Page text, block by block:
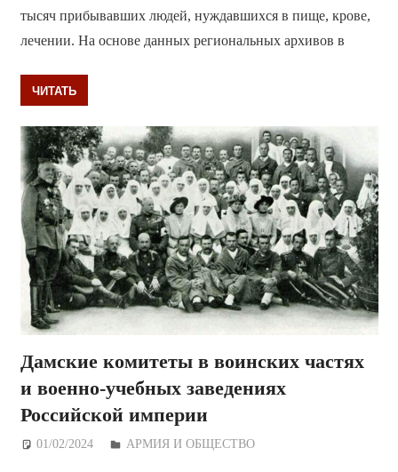
тысяч прибывавших людей, нуждавшихся в пище, крове,
лечении. На основе данных региональных архивов в
ЧИТАТЬ
Дамские комитеты в воинских частях
и военно-учебных заведениях
Российской империи
01/02/2024 Дежурный по Редакции
АРМИЯ И ОБЩЕСТВО